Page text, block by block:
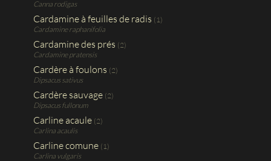
Canna rodigas
Cardamine à feuilles de radis (1)
Cardamine raphanifolia
Cardamine des prés (2)
Cardamine pratensis
Cardère à foulons (2)
Dipsacus sativus
Cardère sauvage (2)
Dipsacus fullonum
Carline acaule (2)
Carlina acaulis
Carline comune (1)
Carlina vulgaris